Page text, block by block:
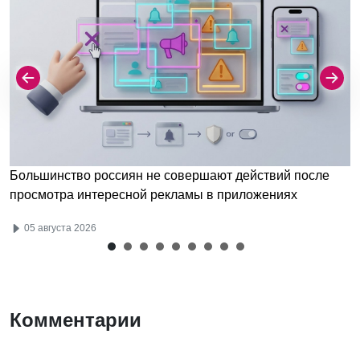
Большинство россиян не совершают действий после
просмотра интересной рекламы в приложениях
05 августа 2026
Комментарии